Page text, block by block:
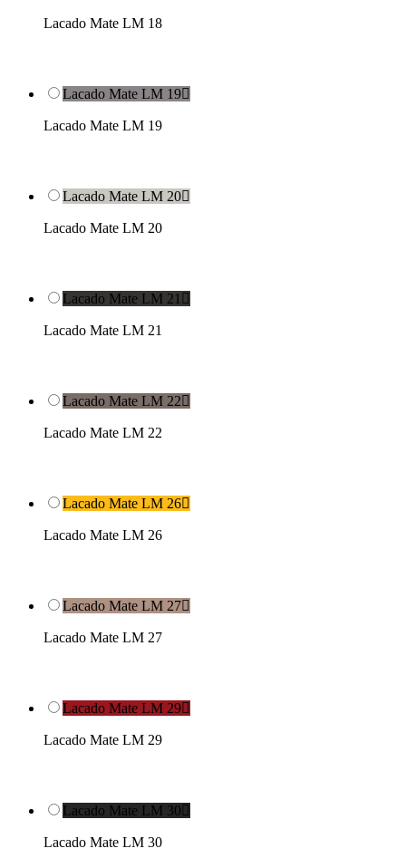
Lacado Mate LM 18
Lacado Mate LM 19
Lacado Mate LM 19
Lacado Mate LM 20
Lacado Mate LM 20
Lacado Mate LM 21 
Lacado Mate LM 21
Lacado Mate LM 22
Lacado Mate LM 22
Lacado Mate LM 26
Lacado Mate LM 26
Lacado Mate LM 27
Lacado Mate LM 27
Lacado Mate LM 29
Lacado Mate LM 29
Lacado Mate LM 30 
Lacado Mate LM 30